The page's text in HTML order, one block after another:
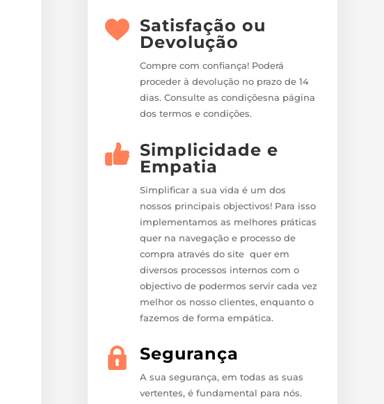
Satisfação ou
Devolução
Compre com confiança! Poderá
proceder à devolução no prazo de 14
dias. Consulte as condiçõesna página
dos termos e condições.
Simplicidade e
Empatia
Simplificar a sua vida é um dos
nossos principais objectivos! Para isso
implementamos as melhores práticas
quer na navegação e processo de
compra através do site quer em
diversos processos internos com o
objectivo de podermos servir cada vez
melhor os nosso clientes, enquanto o
fazemos de forma empática.
Segurança
A sua segurança, em todas as suas
vertentes, é fundamental para nós.